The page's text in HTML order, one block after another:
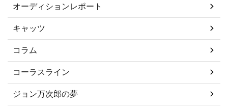
オーディションレポート
キャッツ
コラム
コーラスライン
ジョン万次郎の夢